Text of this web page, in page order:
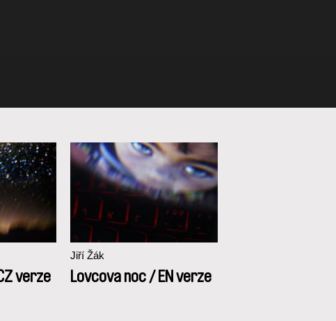
verze
Jiří Žák
Lovcova noc / EN verze